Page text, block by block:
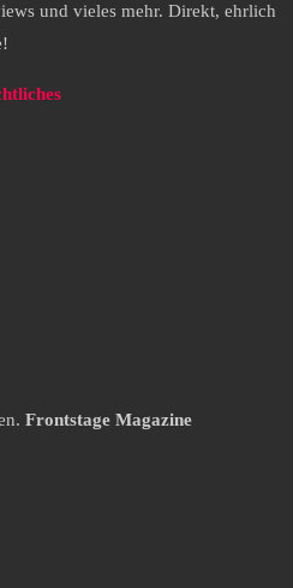
und vieles mehr. Direkt, ehrlich
Frontstage Magazine